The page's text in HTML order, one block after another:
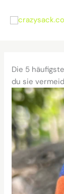
Inhalt
Die 5
du sie